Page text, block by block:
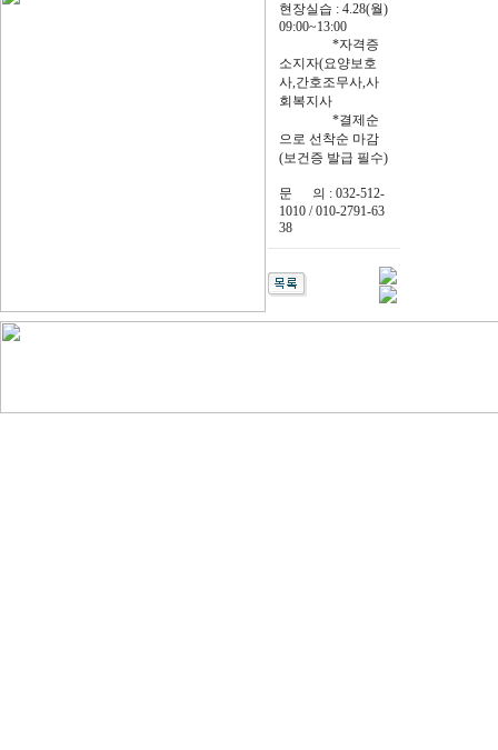
현장실습 : 4.28(월)
09:00~13:00
*자격증
소지자(요양보호
사,간호조무사,사
회복지사
*결제순
으로 선착순 마감
(보건증 발급 필수)
문 의 : 032-512-
1010 / 010-2791-63
38